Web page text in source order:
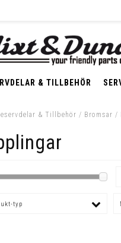
& TILLBEHÖR
& Tillbehör / Bromsar /
typ